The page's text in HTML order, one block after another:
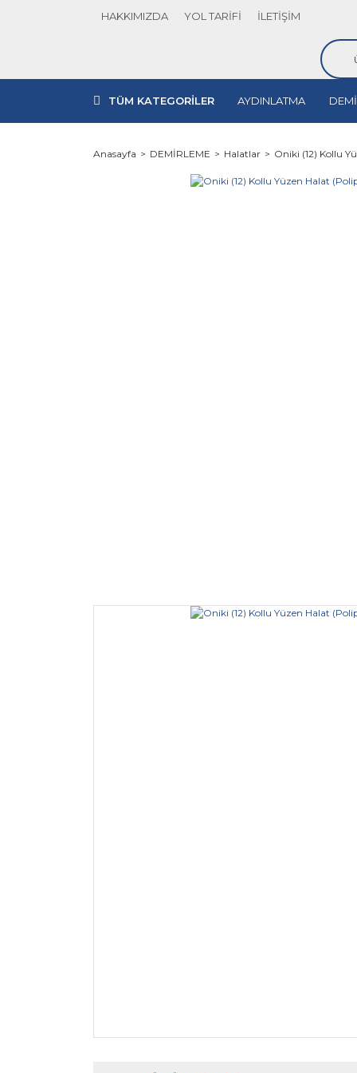
HAKKIMIZDA YOL TARİFİ İLETİŞİM
TÜM KATEGORİLER AYDINLATMA
Anasayfa DEMİRLEME Halatlar Oniki (12) Kollu